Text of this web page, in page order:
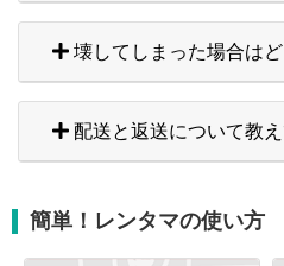
壊してしまった場合はど
配送と返送について教え
簡単！レンタマの使い方